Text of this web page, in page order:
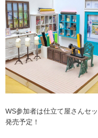
WS参加者は仕立て屋さんセ
発売予定！